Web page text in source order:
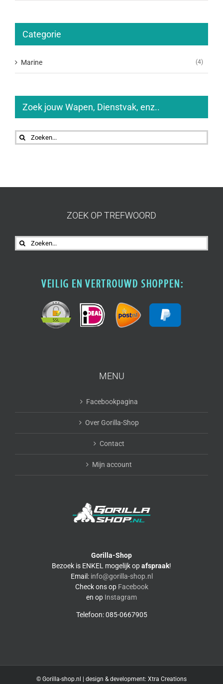
Categorie
Marine (4)
Zoek jouw Wapen, Dienstvak, enz..
Zoeken
naar:
ZOEK OP TREFWOORD
Zoeken
naar:
MENU
Facebookpagina
Over Gorilla-Shop
Contact
Mijn account
Gorilla-Shop
Bezoek is ENKEL mogelijk opafspraak!
Email: info@gorilla-shop.nl
Check ons op Facebook
en op Instagram
Telefoon: 085-0667905
© Gorilla-shop.nl | design & development: Xtra Creations